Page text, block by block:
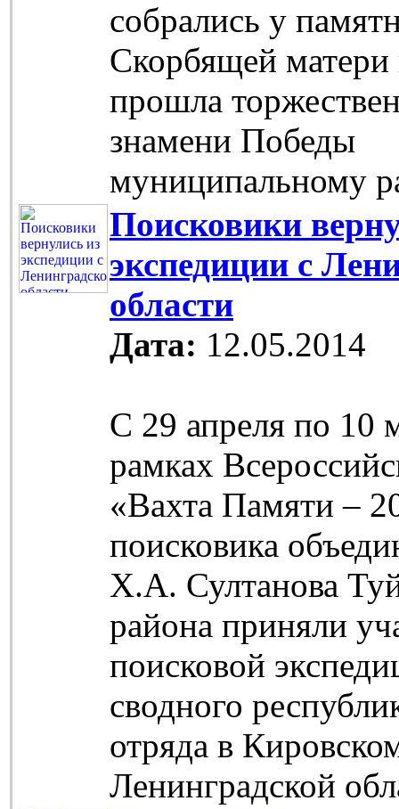
собрались у
Скорбящей матери
прошла
знамени Победы
муниципальному
Поисковики
экспедиции с
области
Дата: 12.05.2014
С 29 апреля по 10
рамках
«Вахта Памяти –
поисковика
Х.А. Султанова
района приняли
поисковой
сводного
отряда в
Ленинградской